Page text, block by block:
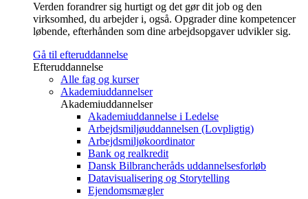
Verden forandrer sig hurtigt og det gør dit job og den
virksomhed, du arbejder i, også. Opgrader dine kompetencer
løbende, efterhånden som dine arbejdsopgaver udvikler sig.
Gå til efteruddannelse
Efteruddannelse
Alle fag og kurser
Akademiuddannelser
Akademiuddannelser
Akademiuddannelse i Ledelse
Arbejdsmiljøuddannelsen (Lovpligtig)
Arbejdsmiljøkoordinator
Bank og realkredit
Dansk Bilbrancheråds uddannelsesforløb
Datavisualisering og Storytelling
Ejendomsmægler